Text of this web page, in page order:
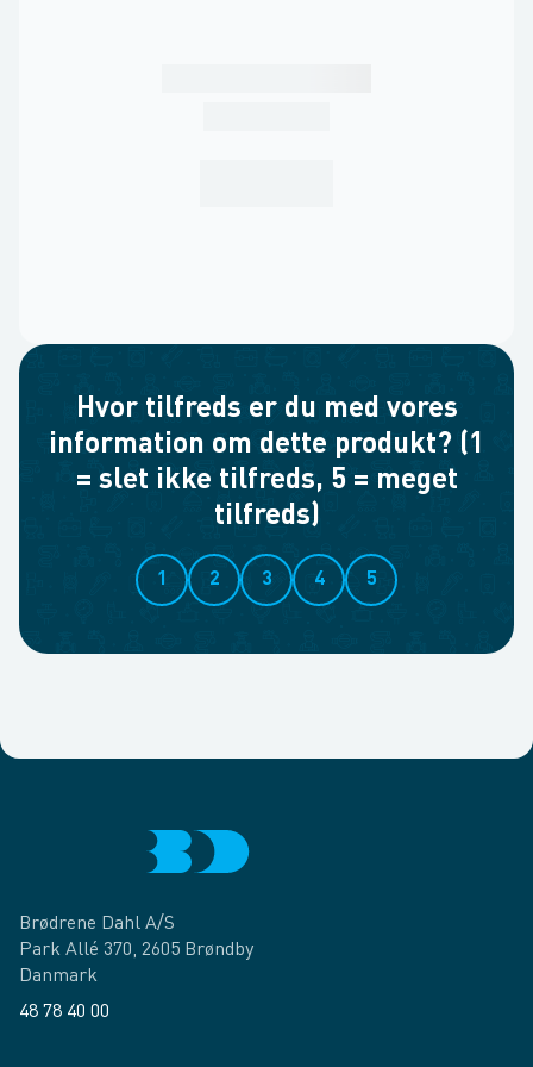
Hvor tilfreds er du med vores
information om dette produkt? (1
= slet ikke tilfreds, 5 = meget
tilfreds)
1 2 3 4 5
Brødrene Dahl A/S
Park Allé 370, 2605 Brøndby
Danmark
48 78 40 00